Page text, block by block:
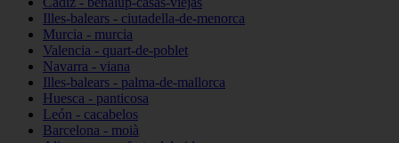
Illes-balears - ciutadella-de-menorca
Murcia - murcia
Valencia - quart-de-poblet
Navarra - viana
Illes-balears - palma-de-mallorca
Huesca - panticosa
León - cacabelos
Barcelona - moià